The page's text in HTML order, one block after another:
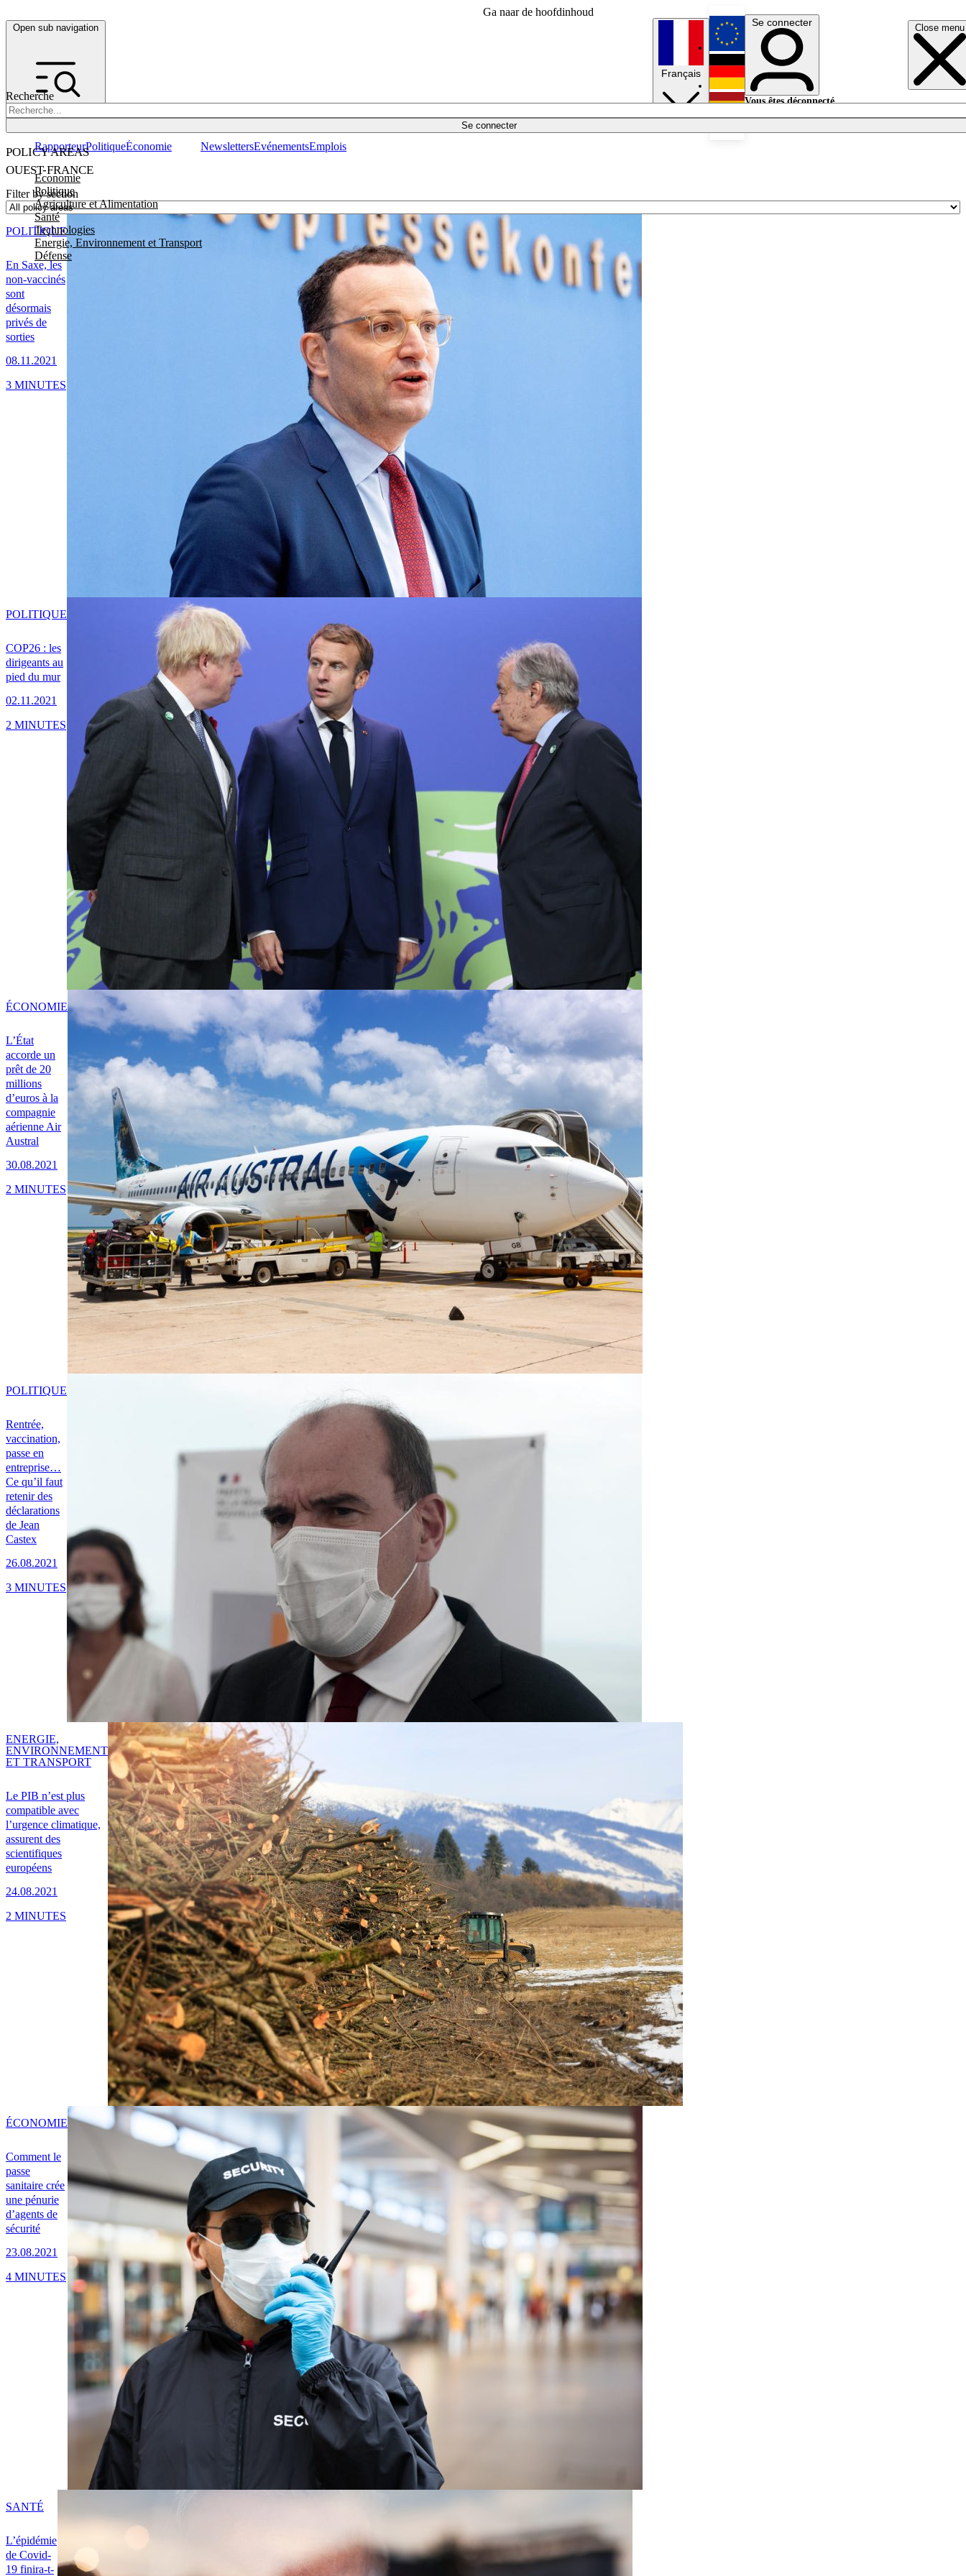
Ga naar de hoofdinhoud
Open sub navigation Close menu
Recherche
Se connecter
POLICY AREAS
Economie
Politique
Agriculture et Alimentation
Santé
Technologies
Energie, Environnement et Transport
Défense
RapporteurPolitiqueÉconomie NewslettersEvénementsEmplois
Français
English
Deutsch
Se connecter
Vous êtes déconnecté.
OUEST-FRANCE
Filter by section
En Saxe, les
non-vaccinés
sont
désormais
privés de
sorties
08.11.2021
POLITIQUE
3 MINUTES
COP26 : les
dirigeants au
pied du mur
02.11.2021
POLITIQUE
2 MINUTES
L’État
accorde un
prêt de 20
millions
d’euros à la
compagnie
aérienne Air
Austral
30.08.2021
ÉCONOMIE
2 MINUTES
Rentrée,
vaccination,
passe en
entreprise…
Ce qu’il faut
retenir des
déclarations
de Jean
Castex
26.08.2021
POLITIQUE
3 MINUTES
Le PIB n’est plus
compatible avec
l’urgence climatique,
assurent des
scientifiques
européens
24.08.2021
ENERGIE,
ENVIRONNEMENT
ET TRANSPORT
2 MINUTES
Comment le
passe
sanitaire crée
une pénurie
d’agents de
sécurité
23.08.2021
ÉCONOMIE
4 MINUTES
L’épidémie
de Covid-
19 finira-t-
SANTÉ